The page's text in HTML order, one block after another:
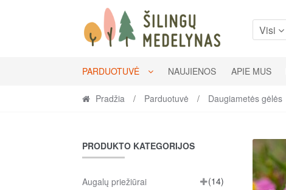
to
navigation
to
content
Visi
PARDUOTUVĖ NAUJIENOS APIE MUS
Pradžia / Parduotuvė / Daugiametės gėlės
PRODUKTO KATEGORIJOS
Augalų priežiūrai
(14)